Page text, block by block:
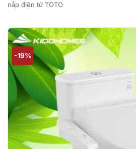
nắp điện tử TOTO
-19%